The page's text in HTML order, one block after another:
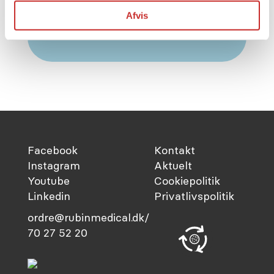
Afvis
Besøg og
download her
Facebook
Instagram
Youtube
Linkedin
ordre@rubinmedical.dk/
70 27 52 20
Kontakt
Aktuelt
Cookiepolitik
Privatlivspolitik